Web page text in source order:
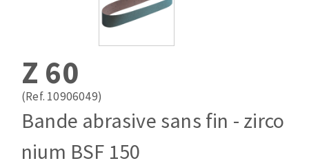
Pose des joints
Nettoyage
Fraises carbure
Fers et plaquettes
Lames de scie à ruban
ABRASIFS APPLIQUÉS
Disques auto-agrippant
Patins
Disques fibre et papier
Bandes abrasives
Cales à poncer et patins
Z 60
(Ref. 10906049)
Bande abrasive sans fin - zirco
nium BSF 150